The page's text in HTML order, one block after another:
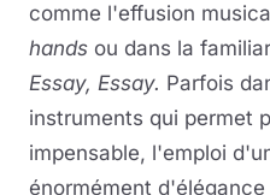
comme l'effusion
hands ou dans la
Essay, Essay. Parfois
instruments qui permet
impensable, l'emploi
énormément